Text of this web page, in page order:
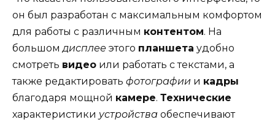
он был разработан с максимальным комфортом
для работы с различным контентом. На
большомдисплее этого планшета удобно
смотреть видео или работать с текстами, а
также редактировать фотографии и кадры
благодаря мощной камере. Технические
характеристики устройства обеспечивают